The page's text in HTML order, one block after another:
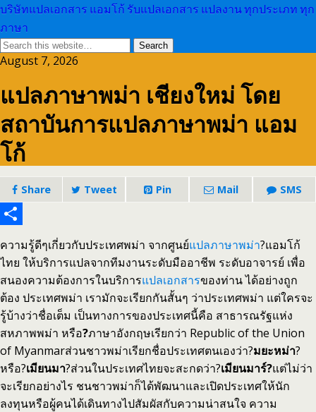
บริษัทแปลเอกสาร แอมโก้ รับแปลเอกสาร แปลงาน ทุกประเภท ทุก
ภาษา
August 7, 2026
แปลภาษาพม่า เชียงใหม่ โดย
สถาบันการแปลภาษาพม่า แอม
โก้
Share Tweet Pin Mail SMS
Share
ความรู้ดีๆเกี่ยวกับประเทศพม่า จากศูนย์แปลภาษาพม่า?แอมโก้
ไทย ให้บริการแปลจากทีมงานระดับมืออาชีพ ระดับอาจารย์ เพื่อ
สนองความต้องการในบริการแปลเอกสารของท่าน ได้อย่างถูก
ต้อง ประเทศพม่า เรามักจะเรียกกันสั้นๆ ว่าประเทศพม่า แต่ใครจะ
รู้บ้างว่าชื่อเต็ม เป็นทางการของประเทศนี้คือ สาธารณรัฐแห่ง
สหภาพพม่า หรือ?ภาษาอังกฤษเรียกว่า Republic of the Union
of Myanmarส่วนชาวพม่าเรียกชื่อประเทศตนเองว่า?มยะหม่า?
หรือ?เมียนมา?ส่วนในประเทศไทยจะสะกดว่า?เมียนมาร์?แต่ไม่ว่า
จะเรียกอย่างไร ชนชาวพม่าก็ได้พัฒนาและเปิดประเทศให้นัก
ลงทุนหรือผู้คนได้เดินทางไปสัมผัสกับความน่าสนใจ ความ